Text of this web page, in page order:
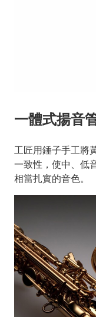
一體式揚音
工匠用錘子手工將
一致性，使中、低
相當扎實的音色。